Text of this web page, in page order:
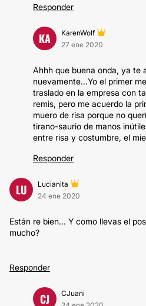
Responder
KA
KarenWolf
27 ene 2020
Ahhh que buena onda, ya te
nuevamente...Yo el primer
traslado en la empresa con
remis, pero me acuerdo la
muero de risa porque no
tirano-saurio de manos
entre risa y costumbre, el
Responder
LU
Lucianita
24 ene 2020
Están re bien... Y como llevas el
mucho?
Responder
CJ
CJuani